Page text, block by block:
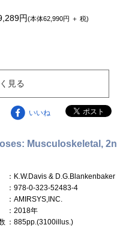
円(本体62,990円 ＋ 税)
見る
いいね
Musculoskeletal, 2n
：K.W.Davis & D.G.Blankenbaker
：978-0-323-52483-4
：AMIRSYS,INC.
：2018年
：885pp.(3100illus.)